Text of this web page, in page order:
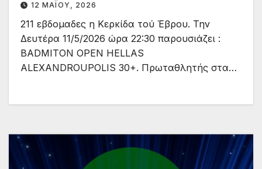
12 ΜΑΪ́ΟΥ, 2026
211 εβδομαδες η Κερκίδα τού Έβρου. Την
Δευτέρα 11/5/2026 ώρα 22:30 παρουσιάζει :
BADMITON OPEN HELLAS
ALEXANDROUPOLIS 30+. Πρωταθλητής στα…